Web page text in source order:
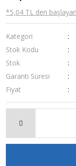
*5,04 TL den
Kategori
Stok Kodu
Stok
Garanti Süresi
Fiyat